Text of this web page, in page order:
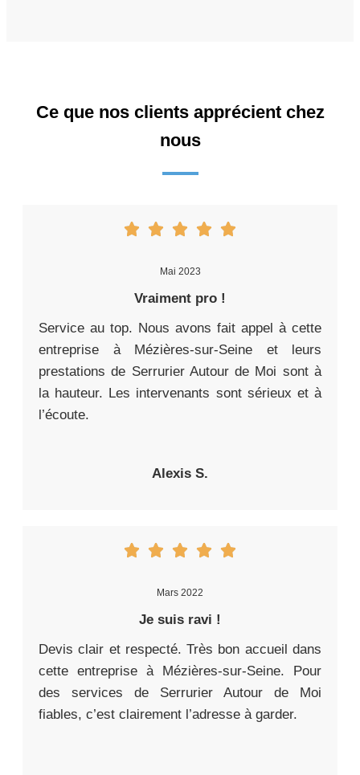
Ce que nos clients apprécient chez
nous
Mai 2023
Vraiment pro !
Service au top. Nous avons fait appel à cette
entreprise à Mézières-sur-Seine et leurs
prestations de Serrurier Autour de Moi sont à
la hauteur. Les intervenants sont sérieux et à
l’écoute.
Alexis S.
Mars 2022
Je suis ravi !
Devis clair et respecté. Très bon accueil dans
cette entreprise à Mézières-sur-Seine. Pour
des services de Serrurier Autour de Moi
fiables, c’est clairement l’adresse à garder.